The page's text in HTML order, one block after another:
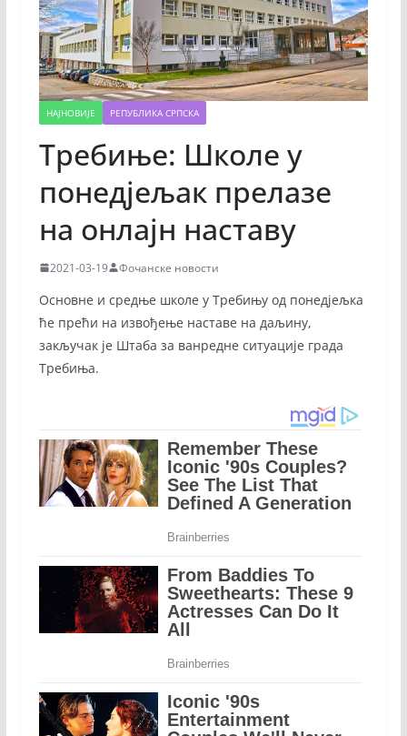
НАЈНОВИЈЕ РЕПУБЛИКА СРПСКА
Требиње: Школе у
понедјељак прелазе
на онлајн наставу
2021-03-19 Фочанске новости
Основне и средње школе у Требињу од понедјељка
ће прећи на извођење наставе на даљину,
закључак је Штаба за ванредне ситуације града
Требиња.